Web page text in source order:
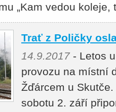
„Kam vedou koleje,
Trať z Poličky
14.9.2017- Letos
provozu na místní
Žďárcem u
sobotu 2. září